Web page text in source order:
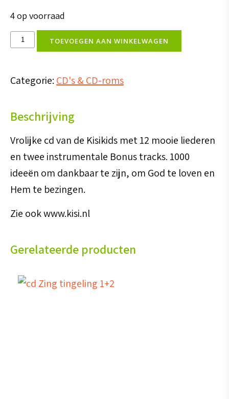
4 op voorraad
CD
(KISI)
TOEVOEGEN AAN WINKELWAGEN
Categorie: CD's & CD-roms
Beschrijving
Vrolijke cd van de Kisikids met 12 mooie liederen
en twee instrumentale Bonus tracks. 1000
ideeën om dankbaar te zijn, om God te loven en
Hem te bezingen.
Zie ook www.kisi.nl
Gerelateerde producten